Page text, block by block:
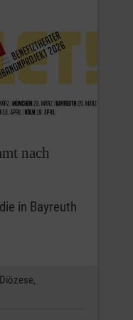
nach
in Bayreuth
Diözese,